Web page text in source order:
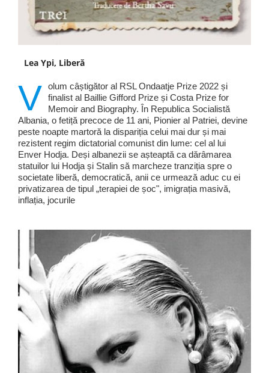
Lea Ypi, Liberă
V olum câștigător al RSL Ondaatje Prize 2022 și
finalist al Baillie Gifford Prize și Costa Prize for
Memoir and Biography. În Republica Socialistă
Albania, o fetiță precoce de 11 ani, Pionier al Patriei, devine
peste noapte martoră la dispariția celui mai dur și mai
rezistent regim dictatorial comunist din lume: cel al lui
Enver Hodja. Deși albanezii se așteaptă ca dărâmarea
statuilor lui Hodja și Stalin să marcheze tranziția spre o
societate liberă, democratică, anii ce urmează aduc cu ei
privatizarea de tipul „terapiei de șoc", imigrația masivă,
inflația, jocurile